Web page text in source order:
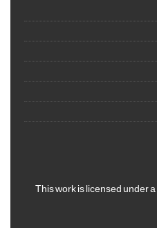
This work is licensed under a